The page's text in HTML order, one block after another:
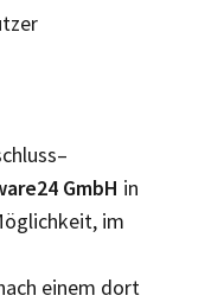
GmbH in
im
einem dort